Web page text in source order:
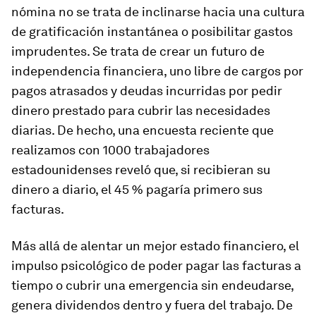
nómina no se trata de inclinarse hacia una cultura
de gratificación instantánea o posibilitar gastos
imprudentes. Se trata de crear un futuro de
independencia financiera, uno libre de cargos por
pagos atrasados ​​y deudas incurridas por pedir
dinero prestado para cubrir las necesidades
diarias. De hecho, una encuesta reciente que
realizamos con 1000 trabajadores
estadounidenses reveló que, si recibieran su
dinero a diario, el 45 % pagaría primero sus
facturas.
Más allá de alentar un mejor estado financiero, el
impulso psicológico de poder pagar las facturas a
tiempo o cubrir una emergencia sin endeudarse,
genera dividendos dentro y fuera del trabajo. De